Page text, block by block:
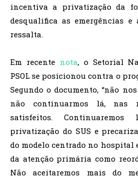
incentiva a privatização da
desqualifica as emergências e
ressalta.
Em recente nota, o Setorial
PSOL se posicionou contra o
Segundo o documento, “não
não continuarmos lá, nas
satisfeitos.
privatização do SUS e
do modelo centrado no hospital
da atenção primária como
Não aceitaremos mais do